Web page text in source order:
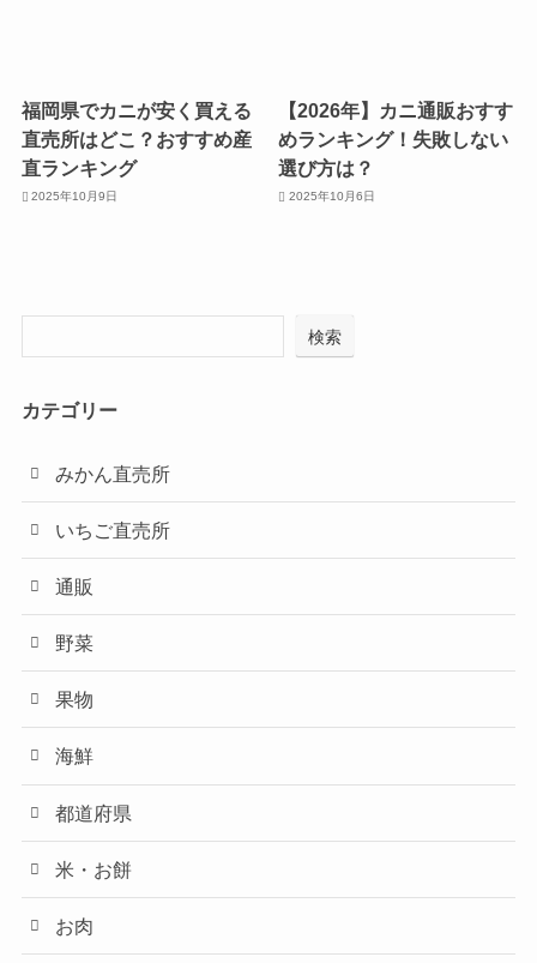
福岡県でカニが安く買える
直売所はどこ？おすすめ産
直ランキング
2025年10月9日
【2026年】カニ通販おすす
めランキング！失敗しない
選び方は？
2025年10月6日
検索
カテゴリー
みかん直売所
いちご直売所
通販
野菜
果物
海鮮
都道府県
米・お餅
お肉